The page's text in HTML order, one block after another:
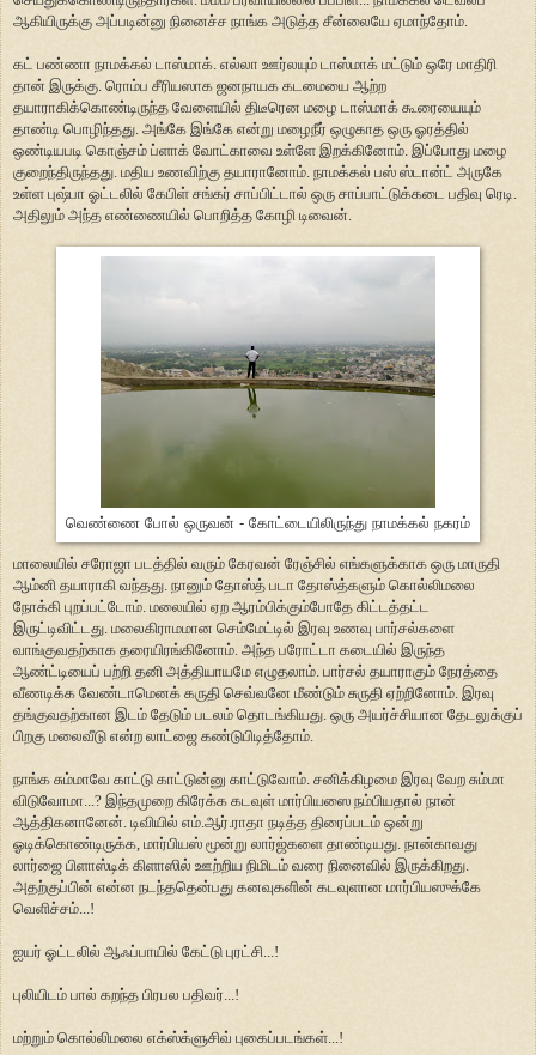
ஆகியிருக்கு அப்படின்னு நினைச்ச நாங்க அடுத்த சீன்லையே ஏமாந்தோம்.
கட் பண்ணா நாமக்கல் டாஸ்மாக். எல்லா ஊர்லயும் டாஸ்மாக் மட்டும் ஒரே மாதிரி
தான் இருக்கு. ரொம்ப சீரியஸாக ஜனநாயக கடமையை ஆற்ற
தயாராகிக்கொண்டிருந்த வேளையில் திடீரென மழை டாஸ்மாக் கூரையையும்
தாண்டி பொழிந்தது. அங்கே இங்கே என்று மழைநீர் ஒழுகாத ஒரு ஓரத்தில்
ஒண்டியபடி கொஞ்சம் ப்ளாக் வோட்காவை உள்ளே இறக்கினோம். இப்போது மழை
குறைந்திருந்தது. மதிய உணவிற்கு தயாரானோம். நாமக்கல் பஸ் ஸ்டான்ட் அருகே
உள்ள புஷ்பா ஓட்டலில் கேபிள் சங்கர் சாப்பிட்டால் ஒரு சாப்பாட்டுக்கடை பதிவு ரெடி.
அதிலும் அந்த எண்ணையில் பொறித்த கோழி டிவைன்.
வெண்ணை போல் ஒருவன் - கோட்டையிலிருந்து நாமக்கல் நகரம்
மாலையில் சரோஜா படத்தில் வரும் கேரவன் ரேஞ்சில் எங்களுக்காக ஒரு மாருதி
ஆம்னி தயாராகி வந்தது. நானும் தோஸ்த் படா தோஸ்த்களும் கொல்லிமலை
நோக்கி புறப்பட்டோம். மலையில் ஏற ஆரம்பிக்கும்போதே கிட்டத்தட்ட
இருட்டிவிட்டது. மலைகிராமமான செம்மேட்டில் இரவு உணவு பார்சல்களை
வாங்குவதற்காக தரையிரங்கினோம். அந்த பரோட்டா கடையில் இருந்த
ஆண்ட்டியைப் பற்றி தனி அத்தியாயமே எழுதலாம். பார்சல் தயாராகும் நேரத்தை
வீணடிக்க வேண்டாமெனக் கருதி செவ்வனே மீண்டும் சுருதி ஏற்றினோம். இரவு
தங்குவதற்கான இடம் தேடும் படலம் தொடங்கியது. ஒரு அயர்ச்சியான தேடலுக்குப்
பிறகு மலைவீடு என்ற லாட்ஜை கண்டுபிடித்தோம்.
நாங்க சும்மாவே காட்டு காட்டுன்னு காட்டுவோம். சனிக்கிழமை இரவு வேற சும்மா
விடுவோமா...? இந்தமுறை கிரேக்க கடவுள் மார்பியஸை நம்பியதால் நான்
ஆத்திகனானேன். டிவியில் எம்.ஆர்.ராதா நடித்த திரைப்படம் ஒன்று
ஓடிக்கொண்டிருக்க, மார்பியஸ் மூன்று லார்ஜ்களை தாண்டியது. நான்காவது
லார்ஜை பிளாஸ்டிக் கிளாஸில் ஊற்றிய நிமிடம் வரை நினைவில் இருக்கிறது.
அதற்குப்பின் என்ன நடந்ததென்பது கனவுகளின் கடவுளான மார்பியஸுக்கே
வெளிச்சம்...!
ஐயர் ஓட்டலில் ஆஃப்பாயில் கேட்டு புரட்சி...!
புலியிடம் பால் கறந்த பிரபல பதிவர்...!
மற்றும் கொல்லிமலை எக்ஸ்க்ளுசிவ் புகைப்படங்கள்...!